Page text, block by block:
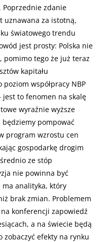
zdanie
uznawana za istotną,
światowego trendu
jest prosty: Polska nie
pomimo tego że już teraz
kapitału
współpracy NBP
jest to fenomen na skalę
wyraźnie wyższe
pompować
program wzrostu cen
gospodarkę drogim
ze stóp
nie powinna być
analityka, który
brak zmian. Problemem
konferencji zapowiedź
a na świecie będą
zobaczyć efekty na rynku